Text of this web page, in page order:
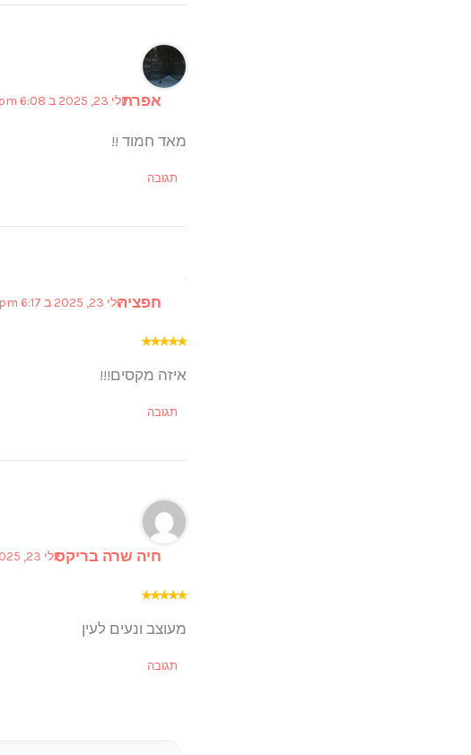
אפרתיולי 23, 2025 ב 6:08 pm
מאד חמוד !!
תגובה
חפציהיולי 23, 2025 ב 6:17 pm
★
★
★
★
★
איזה מקסים!!!
תגובה
חיה שרה בריקסיולי 23, 2025 ב 10:56 pm
★
★
★
★
★
מעוצב ונעים לעין
תגובה